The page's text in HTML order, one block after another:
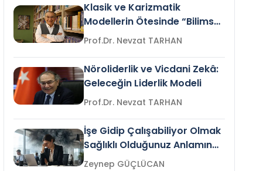
Klasik ve Karizmatik
Modellerin Ötesinde “Bilimsel
Liderlik”
Prof.Dr. Nevzat TARHAN
Nöroliderlik ve Vicdani Zekâ:
Geleceğin Liderlik Modeli
Prof.Dr. Nevzat TARHAN
İşe Gidip Çalışabiliyor Olmak
Sağlıklı Olduğunuz Anlamına
Gelir mi?Zeynep GÜÇLÜCAN